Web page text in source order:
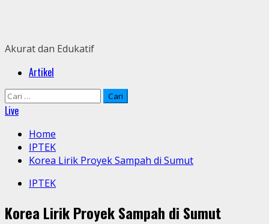
Akurat dan Edukatif
PrimaryArtikel
Cari
untuk:
Live
Home
IPTEK
Korea Lirik Proyek Sampah di Sumut
IPTEK
Korea Lirik Proyek Sampah di Sumut